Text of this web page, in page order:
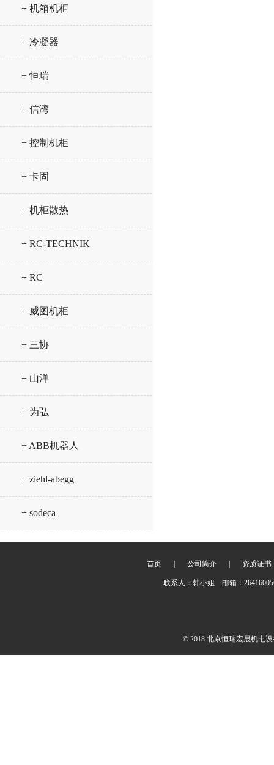
+ 机箱机柜
+ 冷凝器
+ 恒瑞
+ 信湾
+ 控制机柜
+ 卡固
+ 机柜散热
+ RC-TECHNIK
+ RC
+ 威图机柜
+ 三协
+ 山洋
+ 为弘
+ ABB机器人
+ ziehl-abegg
+ sodeca
首页 公司简介 资质证书
联系人：韩小姐 邮箱：
© 2018 北京恒瑞宏晟机电